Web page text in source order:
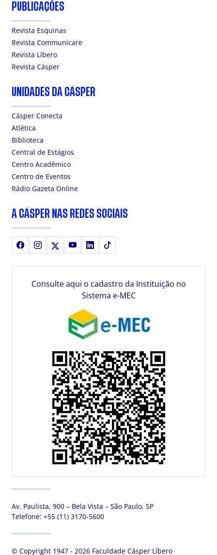
PUBLICAÇÕES
Revista Esquinas
Revista Communicare
Revista Líbero
Revista Cásper
UNIDADES DA CÁSPER
Cásper Conecta
Atlética
Biblioteca
Central de Estágios
Centro Acadêmico
Centro de Eventos
Rádio Gazeta Online
A CÁSPER NAS REDES SOCIAIS
FacebookInstagram YoutubeLinkedIn
Consulte aqui o cadastro da Instituição no
Sistema e-MEC
Av. Paulista, 900 – Bela Vista – São Paulo, SP
Telefone: +55 (11) 3170-5600
© Copyright 1947 - 2026 Faculdade Cásper Líbero